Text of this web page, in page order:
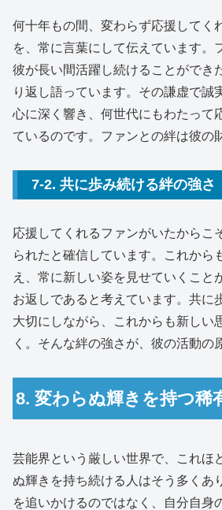
何十年もの間、変わらず応援してく
を、常に言葉にして伝えています。
彼が長い間活躍し続けることができ
り返し語っています。その謙虚で誠
心に深く響き、何世代にもわたって
ているのです。ファンとの絆は彼の
7-2. 共に歩み続ける絆の強さ
応援してくれるファンがいたからこ
られたと確信しています。これから
え、常に新しい姿を見せていくこと
お返しであると考えています。共に
大切にしながら、これからも新しい
く。そんな絆の強さが、彼の活動の
8. 変わらぬ輝きを持つ稀
芸能界という厳しい世界で、これほ
ぬ輝きを持ち続ける人はそう多くあ
を追いかけるのではなく、自分自身